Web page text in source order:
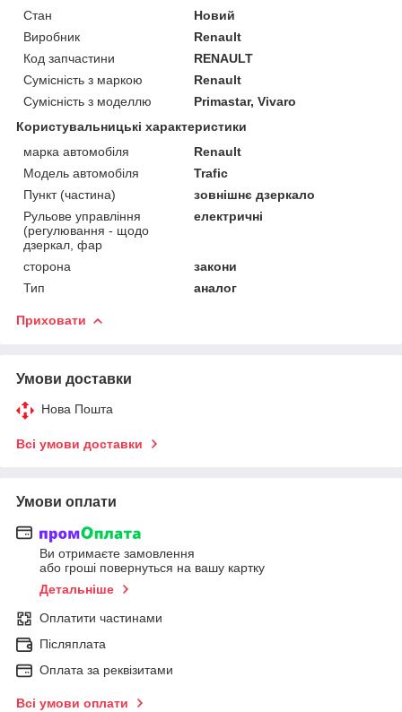
Стан
Новий
Виробник
Renault
Код запчастини
RENAULT
Сумісність з маркою
Renault
Сумісність з моделлю
Primastar, Vivaro
Користувальницькі характеристики
марка автомобіля
Renault
Модель автомобіля
Trafic
Пункт (частина)
зовнішнє дзеркало
Рульове управління
(регулювання - щодо
дзеркал, фар
електричні
сторона
закони
Тип
аналог
Приховати
Умови доставки
Нова Пошта
Всі умови доставки
Умови оплати
Ви отримаєте замовлення
або гроші повернуться на вашу картку
Детальніше
Оплатити частинами
Післяплата
Оплата за реквізитами
Всі умови оплати